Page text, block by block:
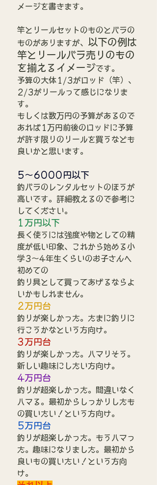
メージを書きます。
竿とリールセットのものとバラの
ものがありますが、 以下の例は
竿とリールバラ売りのもの
を揃えるイメージです。
予算の大体1/3がロッド（竿）、
2/3がリールって感じになりま
す。
もしくは数万円の予算があるので
あれば1万円前後のロッドに予算
が許す限りのリールを買うなども
良いかと思います。
5～6000円以下
釣パラのレンタルセットのほうが
高いです。詳細教えるので参考に
してください。
1万円以下
長く使うには強度や物としての精
度が低い印象、これから始める小
学3～4年生くらいのお子さんへ
初めての
釣り具として買ってあげるならよ
いかもしれません。
2万円台
釣りが楽しかった。たまに釣りに
行こうかなという方向け。
3万円台
釣りが楽しかった。ハマりそう。
新しい趣味にしたい方向け。
4万円台
釣りが超楽しかった。間違いなく
ハマる。最初からしっかりしたも
の買いたい！という方向け。
5万円台
釣りが超楽しかった。もうハマっ
た。趣味になりました。最初から
良いもの買いたい！という方向
け。